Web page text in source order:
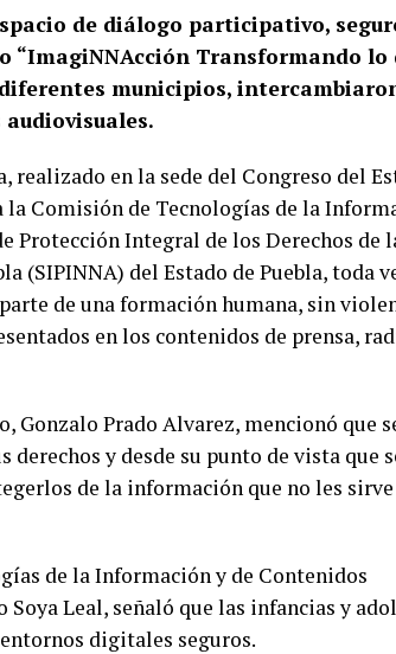
de diálogo participativo,
“ImagiNNAcción Transformando lo
municipios,
en la sede del Congreso del
Comisión de Tecnologías de la
Protección Integral de los Derechos de
(SIPINNA) del Estado de Puebla, toda
de una formación humana, sin
en los contenidos de prensa,
Gonzalo Prado Alvarez, mencionó que
derechos y desde su punto de vista que
de la información que no les sirve
de la Información y de Contenidos
Leal, señaló que las infancias y
digitales seguros.